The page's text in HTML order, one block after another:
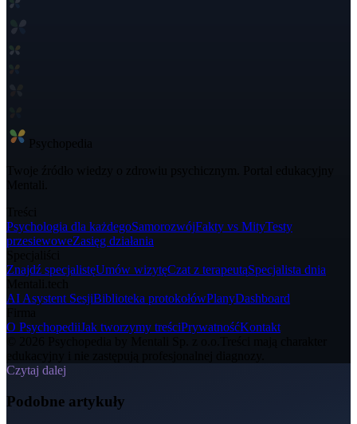
Psycho pedia
Psychologia dla każdegoSamorozwójFakty vs MityTesty
przesiewoweZasięg działania
Znajdź specjalistęUmów wizytęCzat z terapeutąSpecjalista dnia
AI Asystent SesjiBiblioteka protokołówPlanyDashboard
O PsychopediiJak tworzymy treściPrywatnośćKontakt
Czytaj dalej
Podobne artykuły